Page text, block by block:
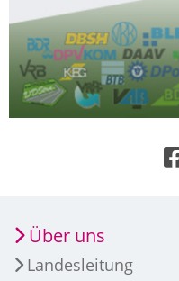
Über uns
Landesleitung